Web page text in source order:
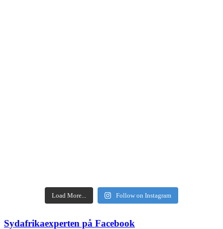
Load More... Follow on Instagram
Sydafrikaexperten på Facebook